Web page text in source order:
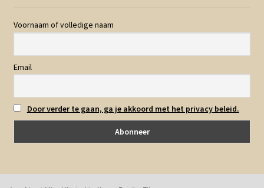
Voornaam of volledige naam
Email
Door verder te gaan, ga je akkoord met het privacy beleid.